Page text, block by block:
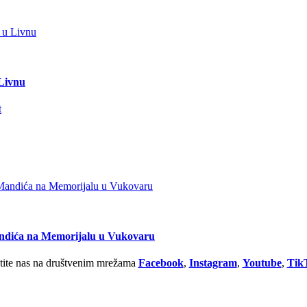
na Memorijalu u Vukovaru
nas na društvenim mrežama Facebook, Instagram, Youtube,